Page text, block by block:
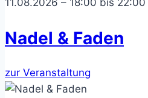
11.08.2026 – 18:00 bis 22:00
Nadel & Faden
zur Veranstaltung